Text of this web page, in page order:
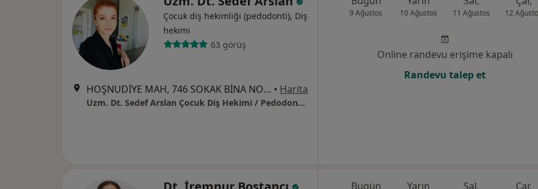
Çocuk diş hekimliği (pedodonti), Diş
hekimi
63 görüş
HOŞNUDİYE MAH, 746 SOKAK BİNA NO 13 SOHO İŞ MERKEZİ KAT 4 DAİRE 44 13/71, Eskişehir • Harita
Uzm. Dt. Sedef Arslan Çocuk Diş Hekimi / Pedodonti Uzmanı
9 Ağustos 10 Ağustos 11 Ağustos 12
Online randevu erişime kapalı
Randevu talep et
Bugün Yarın Sal, Çar,